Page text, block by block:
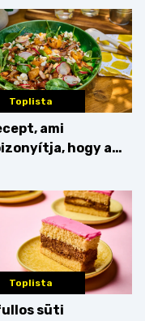
Toplista
ami
hogy a
Toplista
süti